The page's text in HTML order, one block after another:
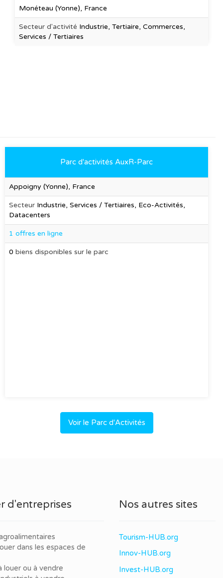
Monéteau (Yonne), France
Secteur d'activité Industrie, Tertiaire, Commerces,
Services / Tertiaires
Parc d'activités AuxR-Parc
Appoigny (Yonne), France
Secteur Industrie, Services / Tertiaires, Eco-Activités,
Datacenters
1 offres en ligne
0 biens disponibles sur le parc
Voir le Parc d'Activités
d'entreprises
dans les espaces de
louer ou à vendre
Nos autres sites
Tourism-HUB.org
Innov-HUB.org
Invest-HUB.org